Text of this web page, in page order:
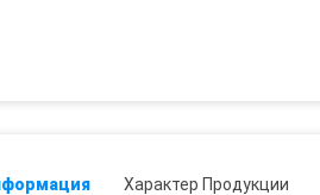
Характер Продукции